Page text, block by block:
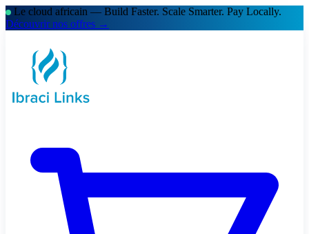
Le cloud africain — Build Faster. Scale Smarter. Pay Locally.
Découvrir nos offres →